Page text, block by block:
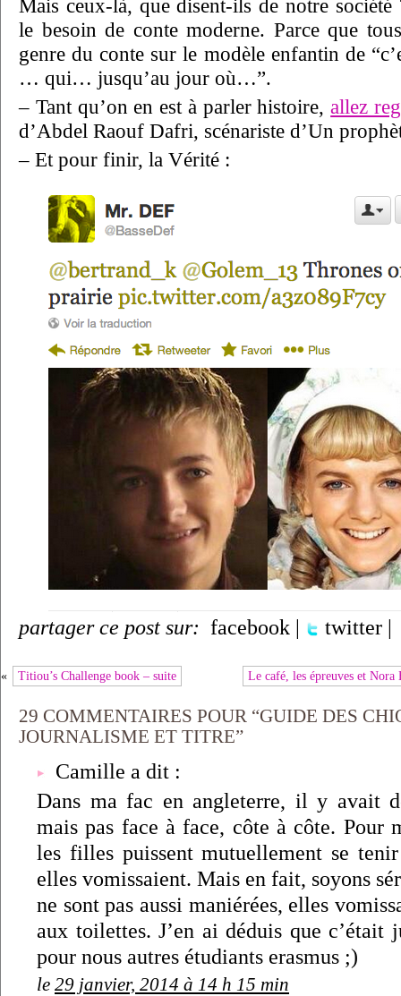
Mais ceux-là, que disent-ils de notre société
le besoin de conte moderne. Parce que
genre du conte sur le modèle enfantin de
… qui… jusqu’au jour où…”.
– Tant qu’on en est à parler histoire,allez
d’Abdel Raouf Dafri, scénariste d’Un
– Et pour finir, la Vérité :
partager ce post sur: facebook | twitter |
« Titiou’s Challenge book – suite Le café, les épreuves et Nora
29 COMMENTAIRES POUR “GUIDE DES
JOURNALISME ET TITRE”
Camille a dit :
Dans ma fac en angleterre, il y avait
mais pas face à face, côte à côte. Pour
les filles puissent mutuellement se
elles vomissaient. Mais en fait, soyons
ne sont pas aussi maniérées, elles
aux toilettes. J’en ai déduis que c’était
pour nous autres étudiants erasmus ;)
le 29 janvier, 2014 à 14 h 15 min